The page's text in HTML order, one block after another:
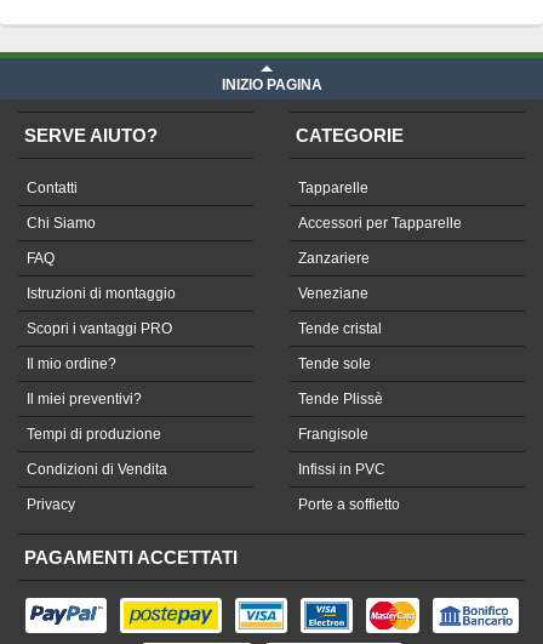
INIZIO PAGINA
SERVE AIUTO?
Contatti
Chi Siamo
FAQ
Istruzioni di montaggio
Scopri i vantaggi PRO
Il mio ordine?
Il miei preventivi?
Tempi di produzione
Condizioni di Vendita
Privacy
CATEGORIE
Tapparelle
Accessori per Tapparelle
Zanzariere
Veneziane
Tende cristal
Tende sole
Tende Plissè
Frangisole
Infissi in PVC
Porte a soffietto
PAGAMENTI ACCETTATI